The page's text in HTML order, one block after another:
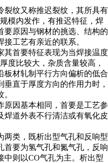
裂纹又称推迟裂纹，其所具有
模内发作，有推迟特征，焊
要原因与钢材的挑选、结构的
工艺有亲近的联系。
其首要特征表现为当焊接温度
度比较大，杂质含量较高，
板材轧制平行方向偏析的低合
直于厚度方向的作用力时，
原因基本相同，首要是工艺参
焊道外表不行清洁或有氧化皮
两类，既析出型气孔和反响型
首要为氢气孔和氮气孔，反响
中则以CO气孔为主。析出型